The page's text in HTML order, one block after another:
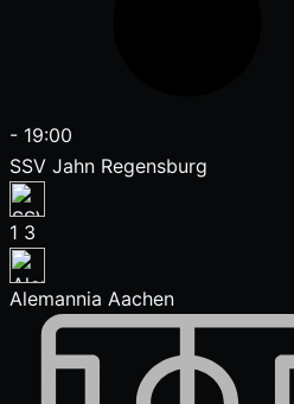
- 19:00
SSV Jahn Regensburg
1 3
Alemannia Aachen